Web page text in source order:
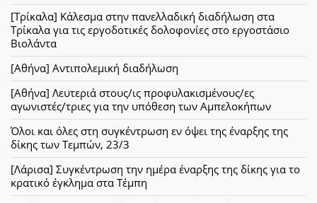
[Τρίκαλα] Κάλεσμα στην πανελλαδική διαδήλωση στα
Τρίκαλα για τις εργοδοτικές δολοφονίες στο εργοστάσιο
Βιολάντα
[Αθήνα] Αντιπολεμική διαδήλωση
[Αθήνα] Λευτεριά στους/ις προφυλακισμένους/ες
αγωνιστές/τριες για την υπόθεση των Αμπελοκήπων
Όλοι και όλες στη συγκέντρωση εν όψει της έναρξης της
δίκης των Τεμπών, 23/3
[Λάρισα] Συγκέντρωση την ημέρα έναρξης της δίκης για το
κρατικό έγκλημα στα Τέμπη